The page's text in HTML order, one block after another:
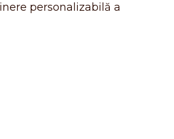
personalizabilă a